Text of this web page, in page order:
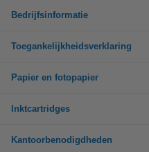
Bedrijfsinformatie
Toegankelijkheidsverklaring
Papier en fotopapier
Inktcartridges
Kantoorbenodigdheden